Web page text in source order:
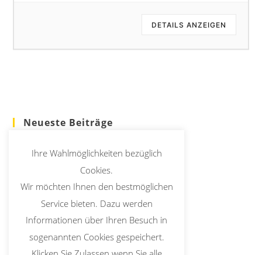
DETAILS ANZEIGEN
Neueste Beiträge
Seniorencafé in St. Nikolaus mit Doppel(s)pass
Erstkommunion 2026
Christi Himmelfahrt Prozession entfällt
Kirche Up To Date
Bischofssynode Synodale Kirche 2021 – 2024
Ihre Wahlmöglichkeiten bezüglich
Cookies.
Wir möchten Ihnen den bestmöglichen
Service bieten. Dazu werden
Informationen über Ihren Besuch in
sogenannten Cookies gespeichert.